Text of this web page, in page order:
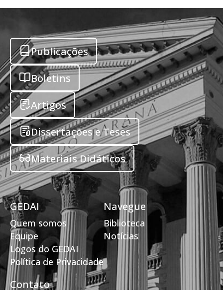
Publicações
Boletins
Artigos
Dissertações e Teses
Materiais Didáticos
GEDAI
Quem somos
Equipe
Logos do GEDAI
Política de Privacidade
Navegue
Biblioteca
Notícias
Contato